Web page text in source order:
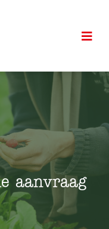
aanvraag